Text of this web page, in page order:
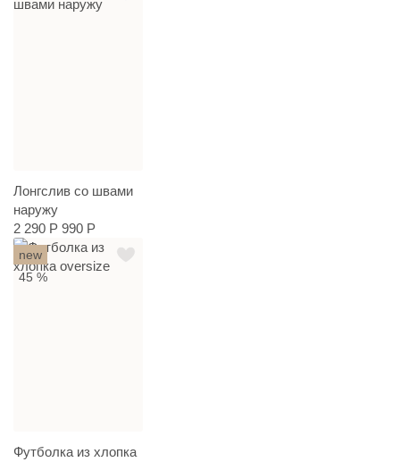
Лонгслив со швами
наружу
2 290 Р 990 Р
new
45 %
Футболка из хлопка